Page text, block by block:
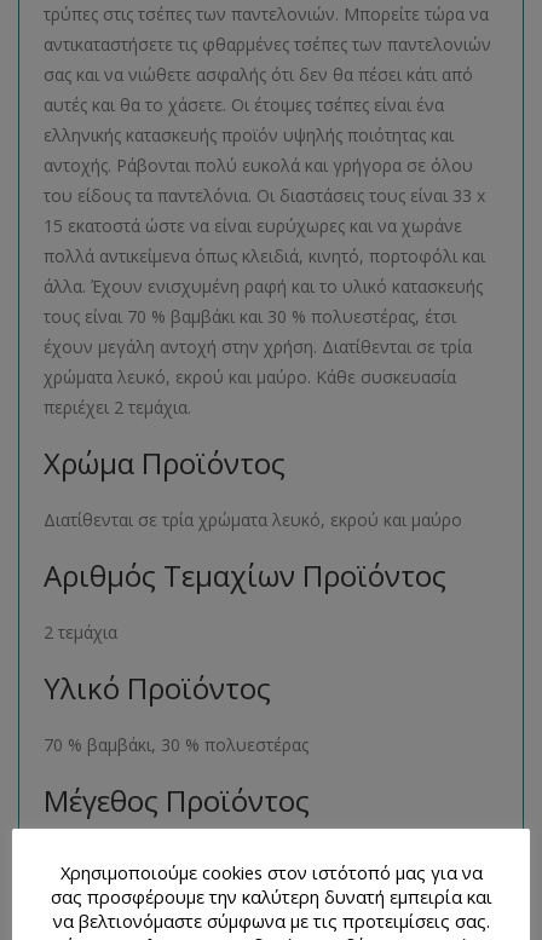
τρύπες στις τσέπες των παντελονιών. Μπορείτε τώρα να
αντικαταστήσετε τις φθαρμένες τσέπες των παντελονιών
σας και να νιώθετε ασφαλής ότι δεν θα πέσει κάτι από
αυτές και θα το χάσετε. Οι έτοιμες τσέπες είναι ένα
ελληνικής κατασκευής προϊόν υψηλής ποιότητας και
αντοχής. Ράβονται πολύ ευκολά και γρήγορα σε όλου
του είδους τα παντελόνια. Οι διαστάσεις τους είναι 33 x
15 εκατοστά ώστε να είναι ευρύχωρες και να χωράνε
πολλά αντικείμενα όπως κλειδιά, κινητό, πορτοφόλι και
άλλα. Έχουν ενισχυμένη ραφή και το υλικό κατασκευής
τους είναι 70 % βαμβάκι και 30 % πολυεστέρας, έτσι
έχουν μεγάλη αντοχή στην χρήση. Διατίθενται σε τρία
χρώματα λευκό, εκρού και μαύρο. Κάθε συσκευασία
περιέχει 2 τεμάχια.
Χρώμα Προϊόντος
Διατίθενται σε τρία χρώματα λευκό, εκρού και μαύρο
Αριθμός Τεμαχίων Προϊόντος
2 τεμάχια
Υλικό Προϊόντος
70 % βαμβάκι, 30 % πολυεστέρας
Μέγεθος Προϊόντος
Παρόμοια Προϊόντα
Χρησιμοποιούμε cookies στον ιστότοπό μας για να
σας προσφέρουμε την καλύτερη δυνατή εμπειρία και
να βελτιονόμαστε σύμφωνα με τις προτειμίσεις σας.